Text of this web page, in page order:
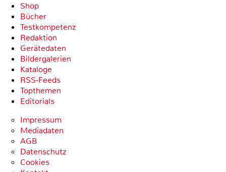
Shop
Bücher
Testkompetenz
Redaktion
Gerätedaten
Bildergalerien
Kataloge
RSS-Feeds
Topthemen
Editorials
Impressum
Mediadaten
AGB
Datenschutz
Cookies